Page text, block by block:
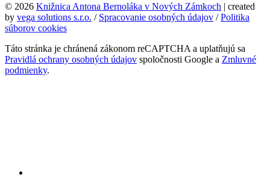
© 2026 Knižnica Antona Bernoláka v Nových Zámkoch | created
by vega solutions s.r.o. / Spracovanie osobných údajov /Politika
súborov cookies
Táto stránka je chránená zákonom reCAPTCHA a uplatňujú sa
Pravidlá ochrany osobných údajov spoločnosti Google a Zmluvné
podmienky.